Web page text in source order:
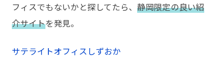
フィスでもないかと探してたら、 静岡限定の良い紹
介サイトを発見。
サテライトオフィスしずおか